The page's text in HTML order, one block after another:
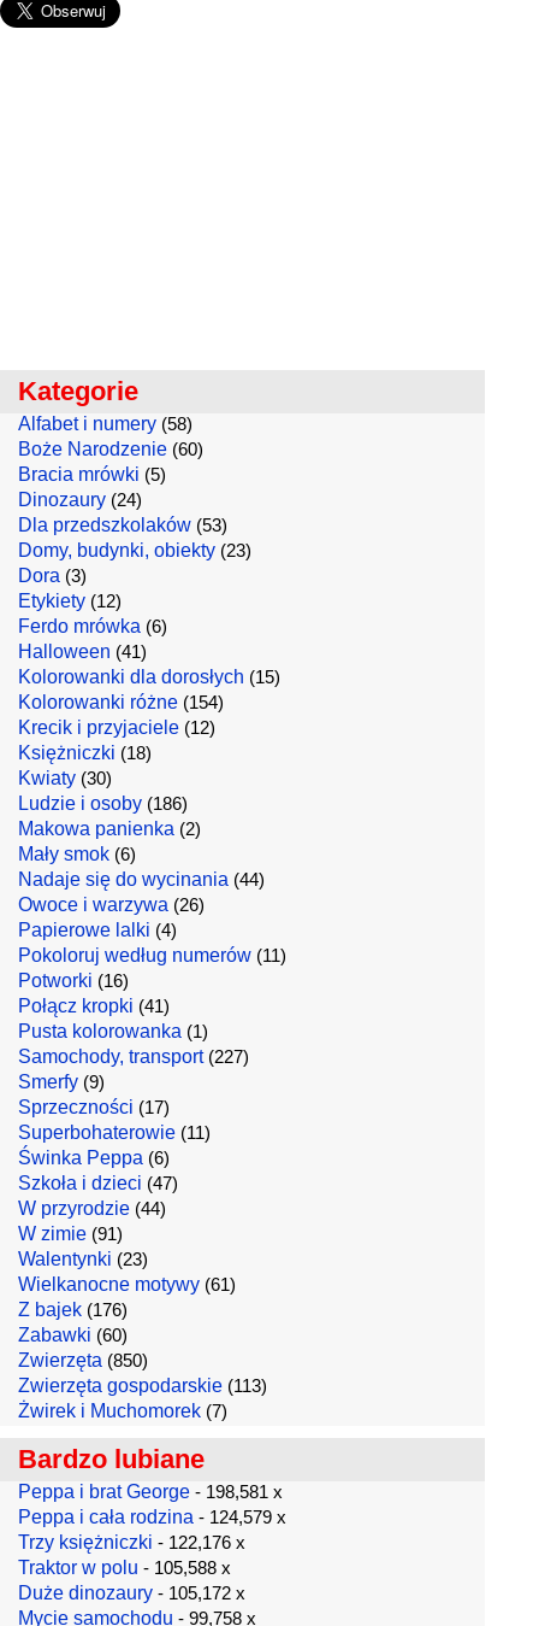
Kategorie
Alfabet i numery (58)
Boże Narodzenie (60)
Bracia mrówki (5)
Dinozaury (24)
Dla przedszkolaków (53)
Domy, budynki, obiekty (23)
Dora (3)
Etykiety (12)
Ferdo mrówka (6)
Halloween (41)
Kolorowanki dla dorosłych (15)
Kolorowanki różne (154)
Krecik i przyjaciele (12)
Księżniczki (18)
Kwiaty (30)
Ludzie i osoby (186)
Makowa panienka (2)
Mały smok (6)
Nadaje się do wycinania (44)
Owoce i warzywa (26)
Papierowe lalki (4)
Pokoloruj według numerów (11)
Potworki (16)
Połącz kropki (41)
Pusta kolorowanka (1)
Samochody, transport(227)
Smerfy (9)
Sprzeczności (17)
Superbohaterowie (11)
Świnka Peppa (6)
Szkoła i dzieci (47)
W przyrodzie (44)
W zimie (91)
Walentynki (23)
Wielkanocne motywy (61)
Z bajek (176)
Zabawki (60)
Zwierzęta (850)
Zwierzęta gospodarskie (113)
Żwirek i Muchomorek (7)
Bardzo lubiane
Peppa i brat George - 198,581 x
Peppa i cała rodzina - 124,579 x
Trzy księżniczki - 122,176 x
Traktor w polu - 105,588 x
Duże dinozaury - 105,172 x
Mycie samochodu - 99,758 x